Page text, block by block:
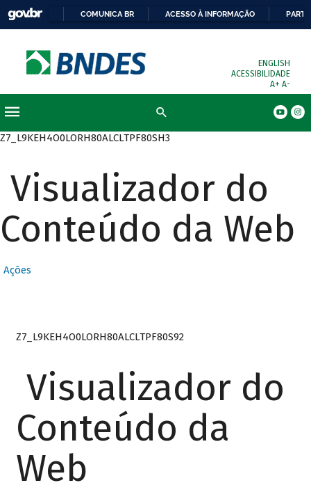
COMUNICA BR ACESSO À INFORMAÇÃO
ENGLISH
ACESSIBILIDADE
A+ A-
Z7_L9KEH4O0LORH80ALCLTPF80SH3
Visualizador do
Conteúdo da Web
Ações
Z7_L9KEH4O0LORH80ALCLTPF80S92
Visualizador do
Conteúdo da
Web